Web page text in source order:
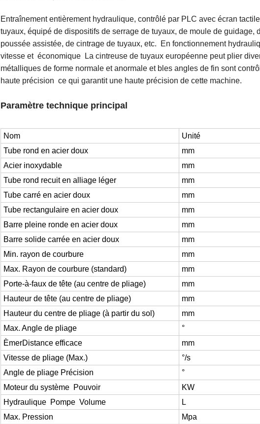
Entraînement entièrement hydraulique, contrôlé par PLC avec écran
tuyaux, équipé de dispositifs de serrage de tuyaux, de moule de guidage,
poussée assistée, de cintrage de tuyaux, etc.
En fonctionnement
vitesse et économique La cintreuse de tuyaux européenne peut plier
métalliques de forme normale et anormale et b les angles de fin sont
haute précision ce qui garantit une haute précision de cette machine.
Paramètre technique principal
Nom Unité
Tube rond en acier doux
mm
Acier inoxydable
mm
Tube rond recuit en alliage léger
mm
Tube carré en acier doux
mm
Tube rectangulaire en acier doux
mm
Barre pleine ronde en acier doux
mm
Barre solide carrée en acier doux
mm
Min. rayon de courbure
mm
Max. Rayon de courbure (standard)
mm
Porte-à-faux de tête (au centre de pliage)
mm
Hauteur de tête (au centre de pliage)
mm
Hauteur du centre de pliage (à partir du sol)
mm
Max. Angle de pliage
°
ÈmerDistance efficace mm
Vitesse de pliage (Max.)
°/s
Angle de pliage Précision
°
Moteur du système Pouvoir KW
Hydraulique Pompe Volume L
Max. Pression
Mpa